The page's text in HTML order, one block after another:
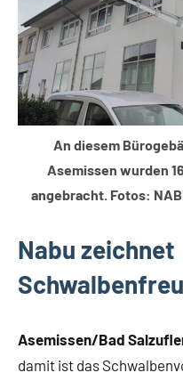
An diesem
Asemissen wurden
angebracht. Fotos:
Nabu zeichnet
Asemissen/Bad
damit ist das